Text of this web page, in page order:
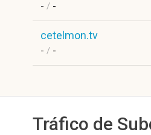
- / -
cetelmon.tv
- / -
Tráfico de